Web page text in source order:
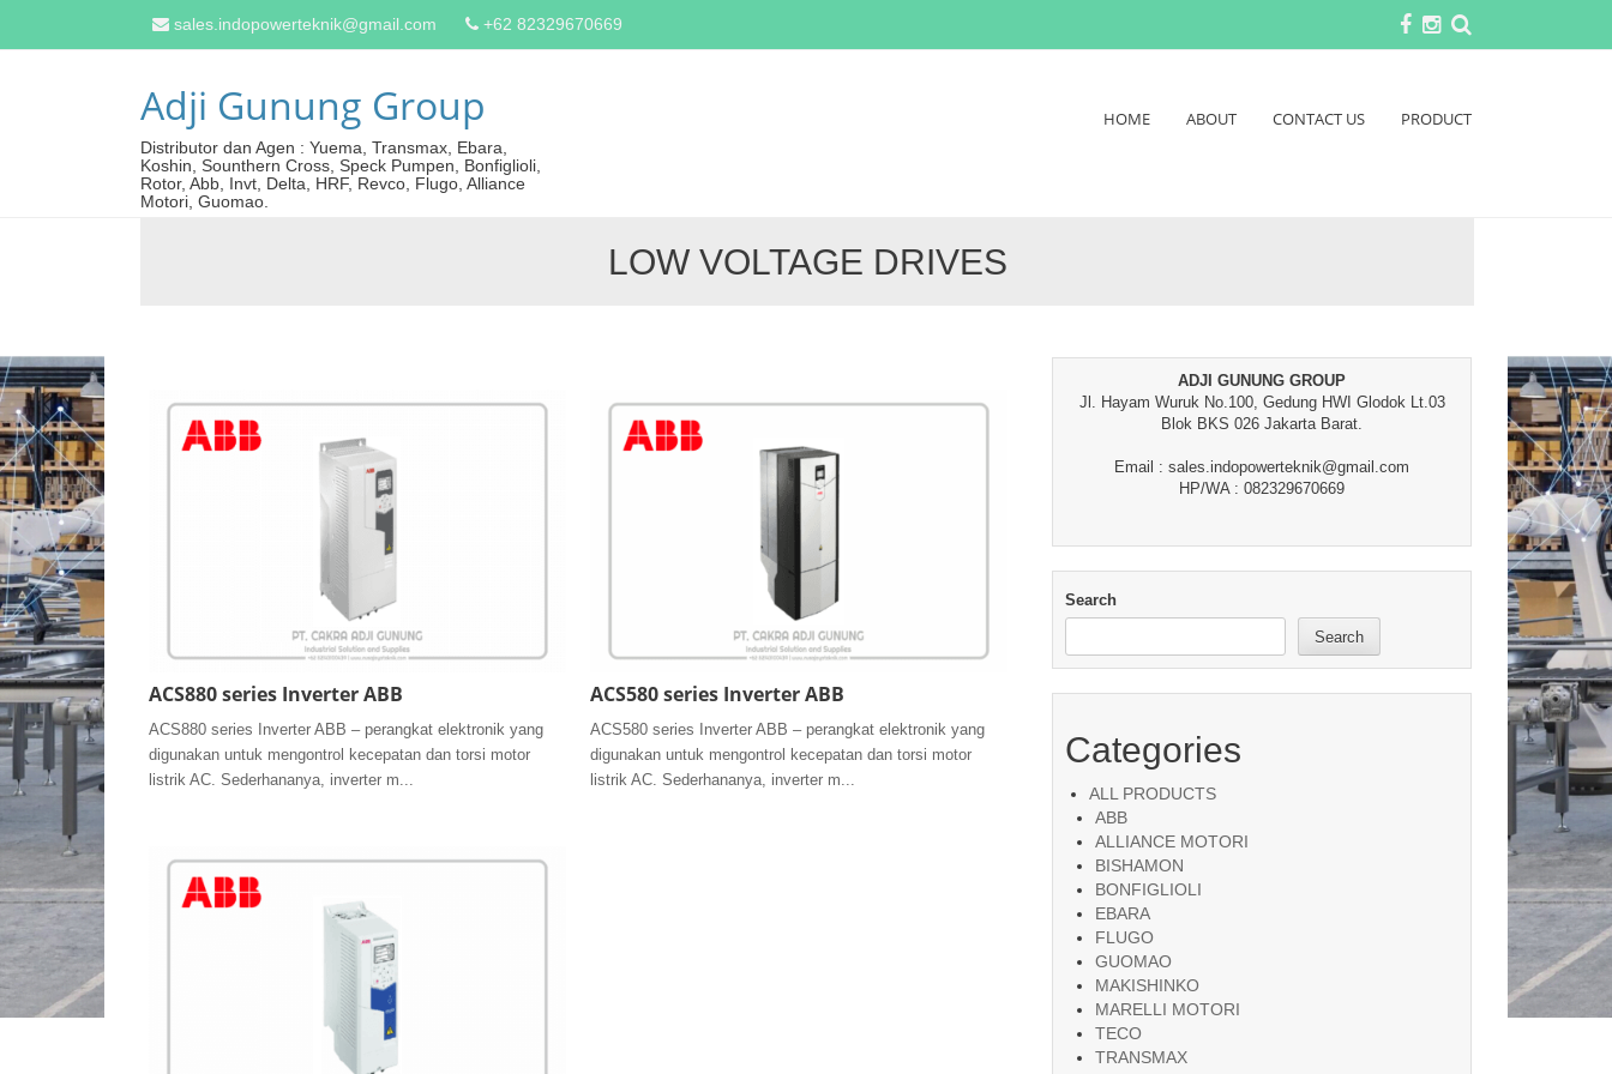
sales.indopowerteknik@gmail.com +62 82329670669
Adji Gunung Group
Distributor dan Agen : Yuema, Transmax, Ebara,
Koshin, Sounthern Cross, Speck Pumpen, Bonfiglioli,
Rotor, Abb, Invt, Delta, HRF, Revco, Flugo, Alliance
Motori, Guomao.
HOME ABOUT CONTACT US PRODUCT
LOW VOLTAGE DRIVES
ACS880 series Inverter ABB
ACS880 series Inverter ABB – perangkat elektronik yang
digunakan untuk mengontrol kecepatan dan torsi motor
listrik AC. Sederhananya, inverter m...
ACS580 series Inverter ABB
ACS580 series Inverter ABB – perangkat elektronik yang
digunakan untuk mengontrol kecepatan dan torsi motor
listrik AC. Sederhananya, inverter m...
ADJI GUNUNG GROUP
Jl. Hayam Wuruk No.100, Gedung HWI Glodok Lt.03
Blok BKS 026 Jakarta Barat.
Email : sales.indopowerteknik@gmail.com
HP/WA : 082329670669
Search
Search
Categories
ALL PRODUCTS
ABB
ALLIANCE MOTORI
BISHAMON
BONFIGLIOLI
EBARA
FLUGO
GUOMAO
MAKISHINKO
MARELLI MOTORI
TECO
TRANSMAX